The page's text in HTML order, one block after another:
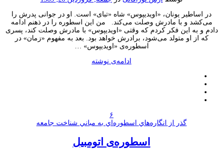
در اساطیر یونان، «اویدیپوس» شاه «تبای» است. او در جوانی پدرش را
می‌کشد و با مادرش وصلت می‌کند. من این اسطوره را در ذهنم ادامه
دادم و به این فکر کردم که وقتی «اویدیپوس» با مادرش وصلت کند، پسری
که از او متولد می‌شود، برادرش خواهد بود. بعد به مفهوم «زمان» در
اسطوره‌ی «اویدیپوس» …
ادامه‌ی نوشته
۶
گذر از انگاره‌هاي اسطوره‌اي به مباني شناخت جامعه
اسطوره‌ی اتومبیل